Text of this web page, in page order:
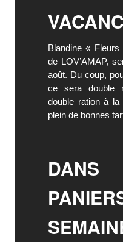
Blandine «
de LOV’AMAP,
août. Du coup,
ce sera double
double ration à
plein de bonnes